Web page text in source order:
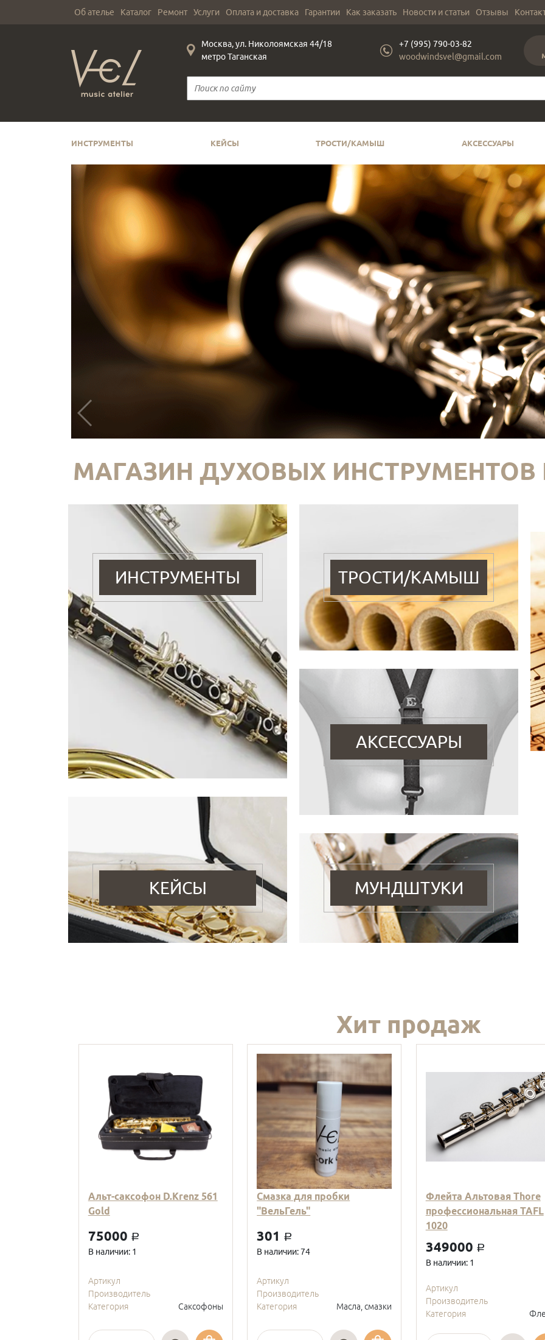
Об ателье Каталог Ремонт Услуги Оплата и доставка Гарантии Как заказать Новости и статьи Отзывы
Москва, ул. Николоямская 44/18
метро Таганская
+7 (995) 790-03-82
woodwindsvel@gmail.com
ИНСТРУМЕНТЫ КЕЙСЫ ТРОСТИ/КАМЫШ АКСЕССУАРЫ
МАГАЗИН ДУХОВЫХ ИНСТРУМЕНТОВ
ИНСТРУМЕНТЫ
КЕЙСЫ
ТРОСТИ/КАМЫШ
АКСЕССУАРЫ
МУНДШТУКИ
Хит продаж
Альт-саксофон D.Krenz 561
Gold
75000 a
В наличии: 1
Артикул
Производитель
Категория
Саксофоны
Смазка для пробки
"ВельГель"
301 a
В наличии: 74
Артикул
Производитель
Категория
Масла, смазки
Флейта Альтовая Thore
профессиональная TAFL
1020
349000 a
В наличии: 1
Артикул
Производитель
Категория